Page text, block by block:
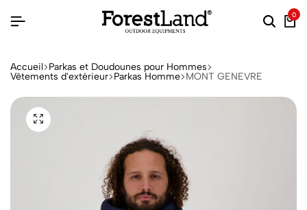
0
Accueil Parkas et Doudounes pour Hommes
Vêtements d'extérieur Parkas Homme MONT GENEVRE